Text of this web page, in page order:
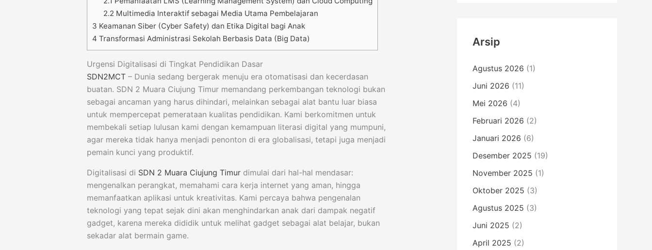
2.2 Multimedia Interaktif sebagai Media Utama Pembelajaran
3 Keamanan Siber (Cyber Safety) dan Etika Digital bagi Anak
4 Transformasi Administrasi Sekolah Berbasis Data (Big Data)
Urgensi Digitalisasi di Tingkat Pendidikan Dasar
SDN2MCT– Dunia sedang bergerak menuju era otomatisasi dan kecerdasan
buatan. SDN 2 Muara Ciujung Timur memandang perkembangan teknologi bukan
sebagai ancaman yang harus dihindari, melainkan sebagai alat bantu luar biasa
untuk mempercepat pemerataan kualitas pendidikan. Kami berkomitmen untuk
membekali setiap lulusan kami dengan kemampuan literasi digital yang mumpuni,
agar mereka tidak hanya menjadi penonton di era globalisasi, tetapi juga menjadi
pemain kunci yang produktif.
Digitalisasi di SDN 2 Muara Ciujung Timurdimulai dari hal-hal mendasar:
mengenalkan perangkat, memahami cara kerja internet yang aman, hingga
memanfaatkan aplikasi untuk kreativitas. Kami percaya bahwa pengenalan
teknologi yang tepat sejak dini akan menghindarkan anak dari dampak negatif
gadget, karena mereka dididik untuk melihat gadget sebagai alat belajar, bukan
sekadar alat bermain game.
Arsip
Agustus 2026 (1)
Juni 2026 (11)
Mei 2026 (4)
Februari 2026 (2)
Januari 2026 (6)
Desember 2025 (19)
November 2025 (1)
Oktober 2025 (3)
Agustus 2025 (3)
Juni 2025 (2)
April 2025 (2)